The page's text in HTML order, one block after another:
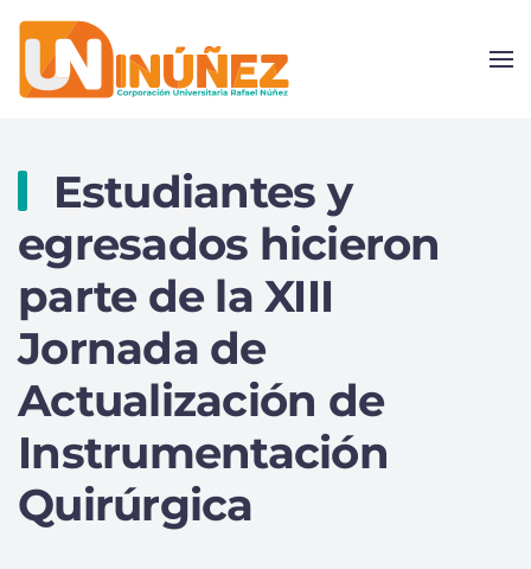
Skip to main content
Estudiantes y
egresados hicieron
parte de la XIII
Jornada de
Actualización de
Instrumentación
Quirúrgica